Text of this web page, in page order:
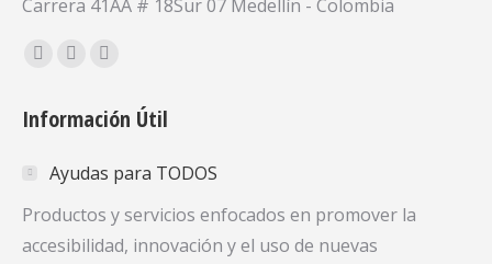
Carrera 41AA # 18Sur 07 Medellín - Colombia
Encuéntranos en:
Facebook
opens
new
window
X
opens
new
window
YouTube
opens
new
window
Información Útil
Ayudas para TODOS
Productos y servicios enfocados en promover la
accesibilidad, innovación y el uso de nuevas